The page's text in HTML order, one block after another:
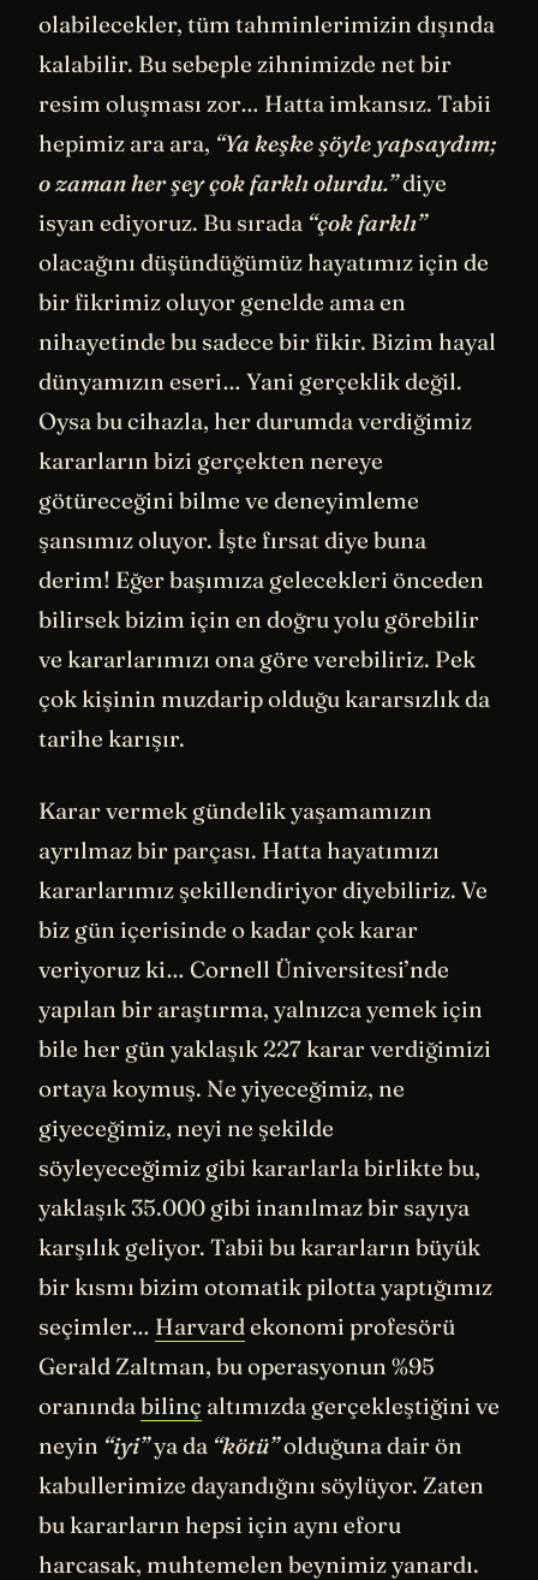
olabilecekler, tüm tahminlerimizin dışında
kalabilir. Bu sebeple zihnimizde net bir
resim oluşması zor… Hatta imkansız. Tabii
hepimiz ara ara, “Ya keşke şöyle yapsaydım;
o zaman her şey çok farklı olurdu.”diye
isyan ediyoruz. Bu sırada “çok farklı”
olacağını düşündüğümüz hayatımız için de
bir fikrimiz oluyor genelde ama en
nihayetinde bu sadece bir fikir. Bizim hayal
dünyamızın eseri… Yani gerçeklik değil.
Oysa bu cihazla, her durumda verdiğimiz
kararların bizi gerçekten nereye
götüreceğini bilme ve deneyimleme
şansımız oluyor. İşte fırsat diye buna
derim! Eğer başımıza gelecekleri önceden
bilirsek bizim için en doğru yolu görebilir
ve kararlarımızı ona göre verebiliriz. Pek
çok kişinin muzdarip olduğu kararsızlık da
tarihe karışır.
Karar vermek gündelik yaşamamızın
ayrılmaz bir parçası. Hatta hayatımızı
kararlarımız şekillendiriyor diyebiliriz. Ve
biz gün içerisinde o kadar çok karar
veriyoruz ki… Cornell Üniversitesi’nde
yapılan bir araştırma, yalnızca yemek için
bile her gün yaklaşık 227 karar verdiğimizi
ortaya koymuş. Ne yiyeceğimiz, ne
giyeceğimiz, neyi ne şekilde
söyleyeceğimiz gibi kararlarla birlikte bu,
yaklaşık 35.000 gibi inanılmaz bir sayıya
karşılık geliyor. Tabii bu kararların büyük
bir kısmı bizim otomatik pilotta yaptığımız
seçimler… Harvard ekonomi profesörü
Gerald Zaltman, bu operasyonun %95
oranında bilinç altımızda gerçekleştiğini ve
neyin “iyi”ya da “kötü”olduğuna dair ön
kabullerimize dayandığını söylüyor. Zaten
bu kararların hepsi için aynı eforu
harcasak, muhtemelen beynimiz yanardı.